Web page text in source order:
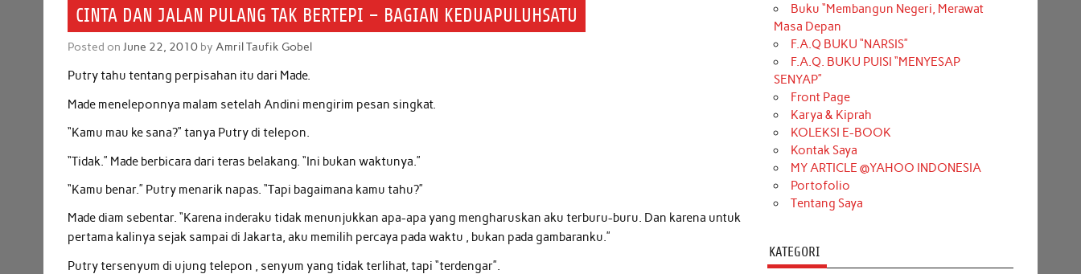
CINTA DAN JALAN PULANG TAK BERTEPI – BAGIAN KEDUAPULUHSATU
Posted onJune 22, 2010 byAmril Taufik Gobel
Putry tahu tentang perpisahan itu dari Made.
Made meneleponnya malam setelah Andini mengirim pesan singkat.
“Kamu mau ke sana?” tanya Putry di telepon.
“Tidak.” Made berbicara dari teras belakang. “Ini bukan waktunya.”
“Kamu benar.” Putry menarik napas. “Tapi bagaimana kamu tahu?”
Made diam sebentar. “Karena inderaku tidak menunjukkan apa-apa yang mengharuskan aku terburu-buru. Dan karena untuk
pertama kalinya sejak sampai di Jakarta, aku memilih percaya pada waktu , bukan pada gambaranku.”
Putry tersenyum di ujung telepon , senyum yang tidak terlihat, tapi “terdengar”.
Buku “Membangun Negeri, Merawat
Masa Depan
F.A.Q BUKU “NARSIS”
F.A.Q. BUKU PUISI “MENYESAP
SENYAP”
Front Page
Karya & Kiprah
KOLEKSI E-BOOK
Kontak Saya
MY ARTICLE @YAHOO INDONESIA
Portofolio
Tentang Saya
KATEGORI